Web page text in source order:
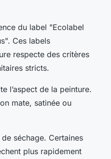
du label "Ecolabel
Ces labels
respecte des critères
stricts.
l’aspect de la peinture.
mate, satinée ou
séchage. Certaines
plus rapidement